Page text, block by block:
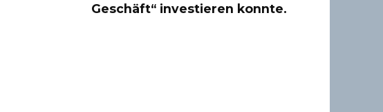
Geschäft“ investieren konnte.